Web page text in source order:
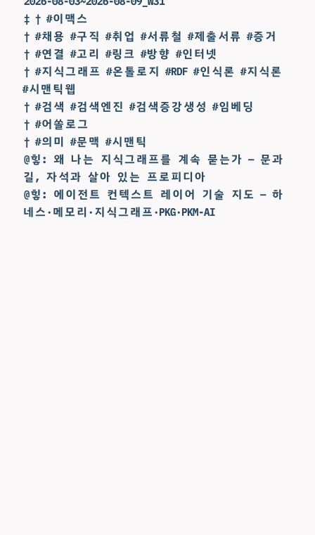
‡ † #이맥스
† #채용 #구직 #취업 #서류철 #제출서류 #증거
† #연결 #고리 #링크 #방향 #인터넷
† #지식그래프 #온톨로지 #RDF #인식론 #지식론
#시맨틱웹
† #검색 #검색엔진 #검색증강생성 #임베딩
† #어쏠로그
† #의미 #문맥 #시맨틱
@힣: 왜 나는 지식그래프를 계속 묻는가 — 문과
길, 자석과 살아 있는 프로피디아
@힣: 에이전트 컨텍스트 레이어 기술 지도 — 하
네스·메모리·지식그래프·PKG·PKM-AI